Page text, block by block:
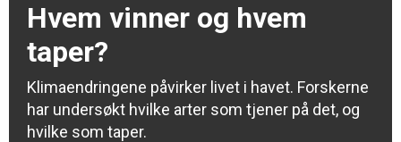
Hvem vinner og hvem
taper?
Klimaendringene påvirker livet i havet. Forskerne
har undersøkt hvilke arter som tjener på det, og
hvilke som taper.